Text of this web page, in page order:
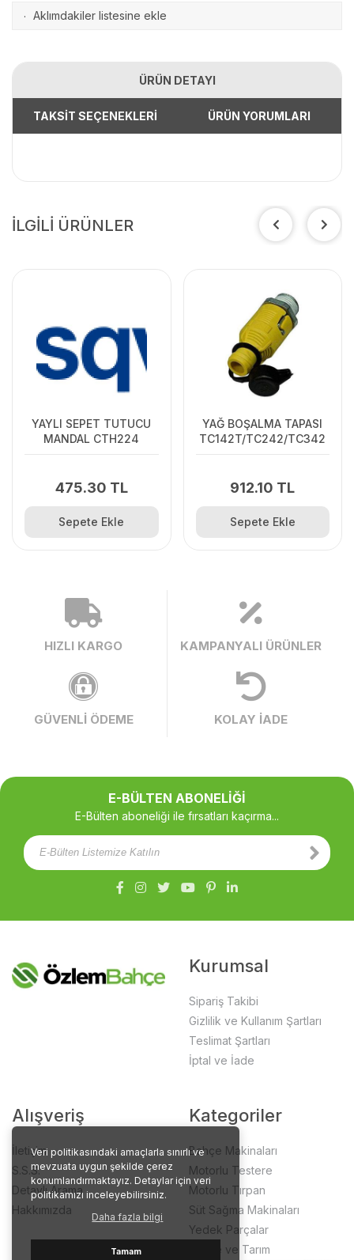
Veri politikasındaki amaçlarla sınırlı ve
mevzuata uygun şekilde çerez
konumlandırmaktayız. Detaylar için veri
politikamızı inceleyebilirsiniz.
Daha fazla bilgi
Tamam
· Aklımdakiler listesine ekle
ÜRÜN DETAYI
TAKSİT SEÇENEKLERİ ÜRÜN YORUMLARI
İLGİLİ ÜRÜNLER
YAYLI SEPET TUTUCU
MANDAL CTH224
475.30 TL
Sepete Ekle
YAĞ BOŞALMA TAPASI
TC142T/TC242/TC342
912.10 TL
Sepete Ekle
HIZLI KARGO KAMPANYALI ÜRÜNLER
GÜVENLİ ÖDEME KOLAY İADE
E-BÜLTEN ABONELİĞİ
E-Bülten aboneliği ile fırsatları kaçırma...
Kurumsal
Sipariş Takibi
Gizlilik ve Kullanım Şartları
Teslimat Şartları
İptal ve İade
Alışveriş
İletişim
S.S.S.
Detaylı Arama
Hakkımızda
Kategoriler
Bahçe Makinaları
Motorlu Testere
Motorlu Tırpan
Süt Sağma Makinaları
Yedek Parçalar
Bahçe ve Tarım